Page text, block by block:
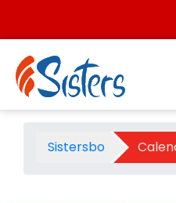
Calendari
Sistersbo